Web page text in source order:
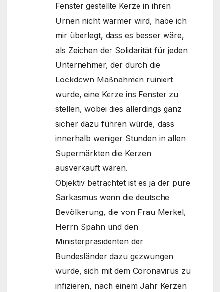
Fenster gestellte Kerze in ihren
Urnen nicht wärmer wird, habe ich
mir überlegt, dass es besser wäre,
als Zeichen der Solidarität für jeden
Unternehmer, der durch die
Lockdown Maßnahmen ruiniert
wurde, eine Kerze ins Fenster zu
stellen, wobei dies allerdings ganz
sicher dazu führen würde, dass
innerhalb weniger Stunden in allen
Supermärkten die Kerzen
ausverkauft wären.
Objektiv betrachtet ist es ja der pure
Sarkasmus wenn die deutsche
Bevölkerung, die von Frau Merkel,
Herrn Spahn und den
Ministerpräsidenten der
Bundesländer dazu gezwungen
wurde, sich mit dem Coronavirus zu
infizieren, nach einem Jahr Kerzen